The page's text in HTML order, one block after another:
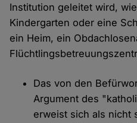
Institution geleitet wird,
Kindergarten oder eine
ein Heim, ein
Das von den
Argument des
erweist sich als nicht